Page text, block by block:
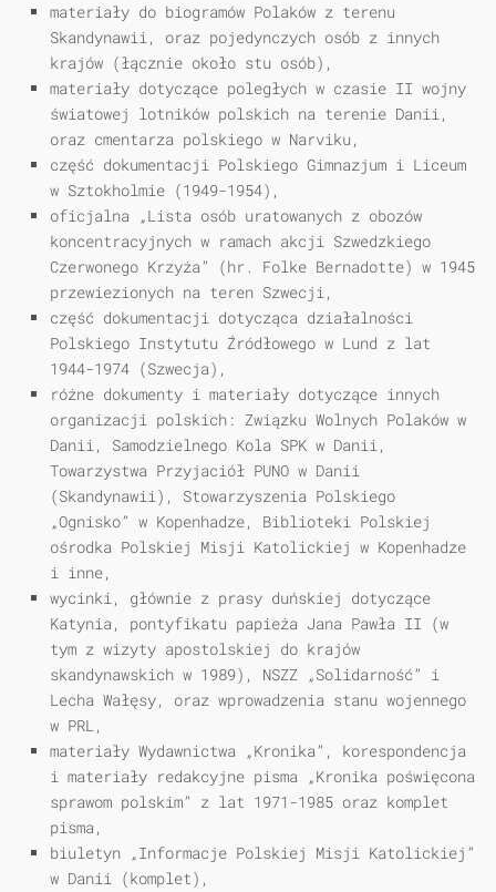
materiały do biogramów Polaków z terenu
Skandynawii, oraz pojedynczych osób z innych
krajów (łącznie około stu osób),
materiały dotyczące poległych w czasie II wojny
światowej lotników polskich na terenie Danii,
oraz cmentarza polskiego w Narviku,
część dokumentacji Polskiego Gimnazjum i Liceum
w Sztokholmie (1949-1954),
oficjalna „Lista osób uratowanych z obozów
koncentracyjnych w ramach akcji Szwedzkiego
Czerwonego Krzyża” (hr. Folke Bernadotte) w 1945
przewiezionych na teren Szwecji,
część dokumentacji dotycząca działalności
Polskiego Instytutu Źródłowego w Lund z lat
1944-1974 (Szwecja),
różne dokumenty i materiały dotyczące innych
organizacji polskich: Związku Wolnych Polaków w
Danii, Samodzielnego Kola SPK w Danii,
Towarzystwa Przyjaciół PUNO w Danii
(Skandynawii), Stowarzyszenia Polskiego
„Ognisko” w Kopenhadze, Biblioteki Polskiej
ośrodka Polskiej Misji Katolickiej w Kopenhadze
i inne,
wycinki, głównie z prasy duńskiej dotyczące
Katynia, pontyfikatu papieża Jana Pawła II (w
tym z wizyty apostolskiej do krajów
skandynawskich w 1989), NSZZ „Solidarność” i
Lecha Wałęsy, oraz wprowadzenia stanu wojennego
w PRL,
materiały Wydawnictwa „Kronika”, korespondencja
i materiały redakcyjne pisma „Kronika poświęcona
sprawom polskim” z lat 1971-1985 oraz komplet
pisma,
biuletyn „Informacje Polskiej Misji Katolickiej”
w Danii (komplet),